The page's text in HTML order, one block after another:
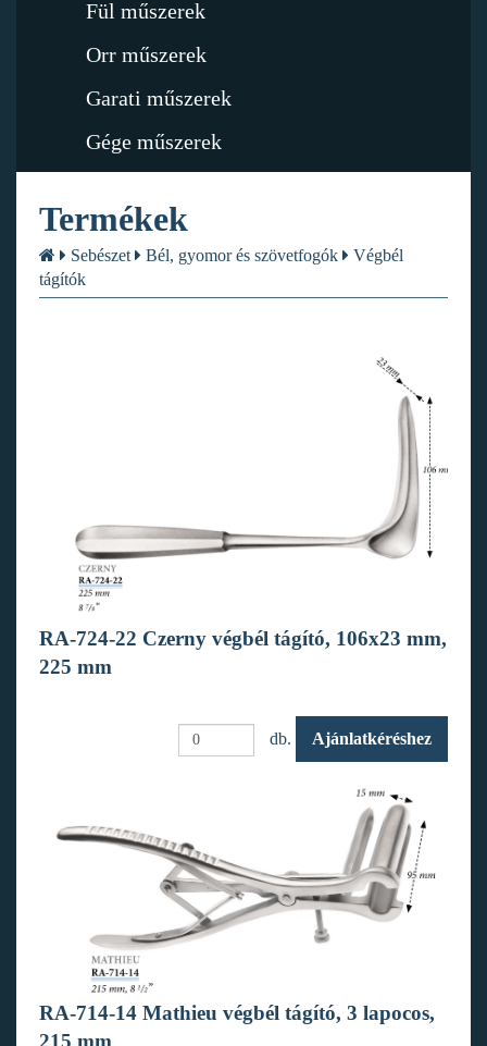
Fül műszerek
Orr műszerek
Garati műszerek
Gége műszerek
Termékek
Sebészet Bél, gyomor és szövetfogók
Végbél
tágítók
RA-724-22 Czerny végbél tágító, 106x23 mm,
225 mm
db. Ajánlatkéréshez
RA-714-14 Mathieu végbél tágító, 3 lapocos,